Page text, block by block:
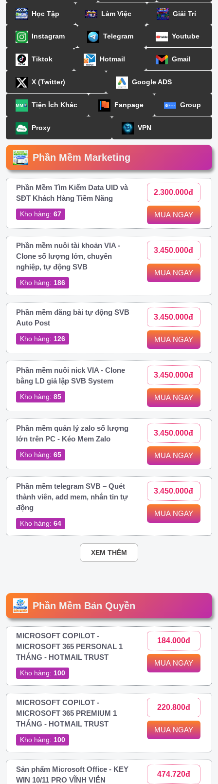
Học Tập Làm Việc Giải Trí
Instagram Telegram Youtube
Tiktok Hotmail Gmail
X (Twitter) Google ADS
Tiện Ích Khác Fanpage Group
Proxy VPN
Phần Mềm Marketing
Phần Mềm Tìm Kiếm Data UID và
SĐT Khách Hàng Tiềm Năng
Kho hàng: 67
2.300.000đ
MUA NGAY
Phần mềm nuôi tài khoản VIA -
Clone số lượng lớn, chuyên
nghiệp, tự động SVB
Kho hàng: 186
3.450.000đ
MUA NGAY
Phần mềm đăng bài tự động SVB
Auto Post
Kho hàng: 126
3.450.000đ
MUA NGAY
Phần mềm nuôi nick VIA - Clone
bằng LD giả lập SVB System
Kho hàng: 85
3.450.000đ
MUA NGAY
Phần mềm quản lý zalo số lượng
lớn trên PC - Kéo Mem Zalo
Kho hàng: 65
3.450.000đ
MUA NGAY
Phần mềm telegram SVB – Quét
thành viên, add mem, nhắn tin tự
động
Kho hàng: 64
3.450.000đ
MUA NGAY
XEM THÊM
Phần Mềm Bản Quyền
MICROSOFT COPILOT -
MICROSOFT 365 PERSONAL 1
THÁNG - HOTMAIL TRUST
Kho hàng: 100
184.000đ
MUA NGAY
MICROSOFT COPILOT -
MICROSOFT 365 PREMIUM 1
THÁNG - HOTMAIL TRUST
Kho hàng: 100
220.800đ
MUA NGAY
Sản phẩm Microsoft Office - KEY
WIN 10/11 PRO VĨNH VIỄN
474.720đ